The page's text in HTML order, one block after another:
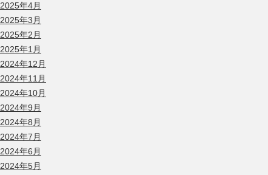
2025年4月
2025年3月
2025年2月
2025年1月
2024年12月
2024年11月
2024年10月
2024年9月
2024年8月
2024年7月
2024年6月
2024年5月